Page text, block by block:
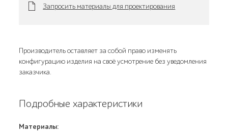
Запросить материалы для проектирования
Производитель оставляет за собой право изменять
конфигурацию изделия на своё усмотрение без уведомления
заказчика.
Подробные характеристики
Материалы: